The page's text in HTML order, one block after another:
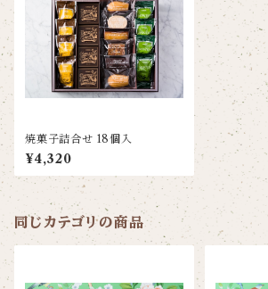
焼菓子詰合せ 18個入
¥4,320
同じカテゴリの商品